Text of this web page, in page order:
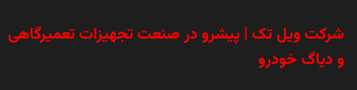
شرکت ویل تک | پیشرو در صنعت تجهیزات تعمیرگاهی
و دیاگ خودرو